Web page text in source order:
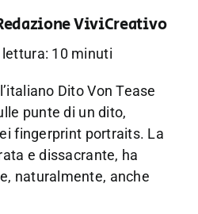
ViviCreativo
10 minuti
Dito Von Tease
punte di un dito,
fingerprint portraits. La
e dissacrante, ha
naturalmente, anche